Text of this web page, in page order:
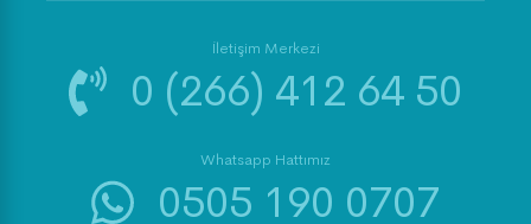
İletişim Merkezi
0 (266) 412 64 50
Whatsapp Hattımız
0505 190 0707